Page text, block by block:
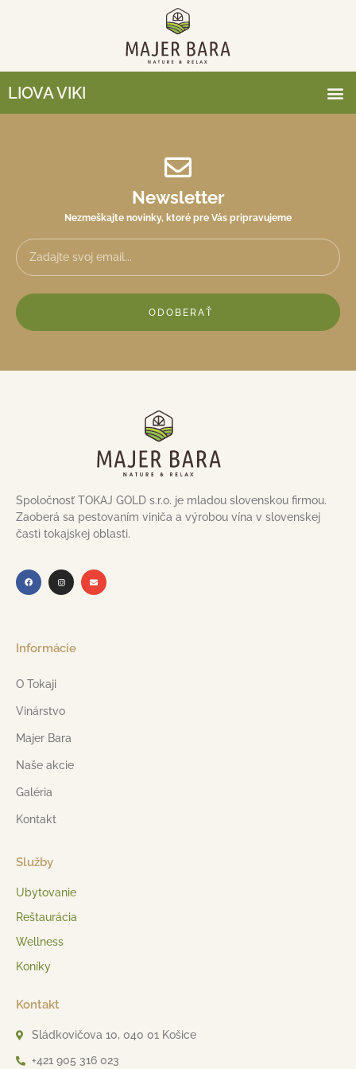
LIOVA VIKI
Newsletter
Nezmeškajte novinky, ktoré pre Vás pripravujeme
ODOBERAŤ
Spoločnosť TOKAJ GOLD s.r.o. je mladou slovenskou firmou.
Zaoberá sa pestovaním viniča a výrobou vína v slovenskej
časti tokajskej oblasti.
Informácie
O Tokaji
Vinárstvo
Majer Bara
Naše akcie
Galéria
Kontakt
Služby
Ubytovanie
Reštaurácia
Wellness
Koníky
Kontakt
Sládkovičova 10, 040 01 Košice
+421 905 316 023